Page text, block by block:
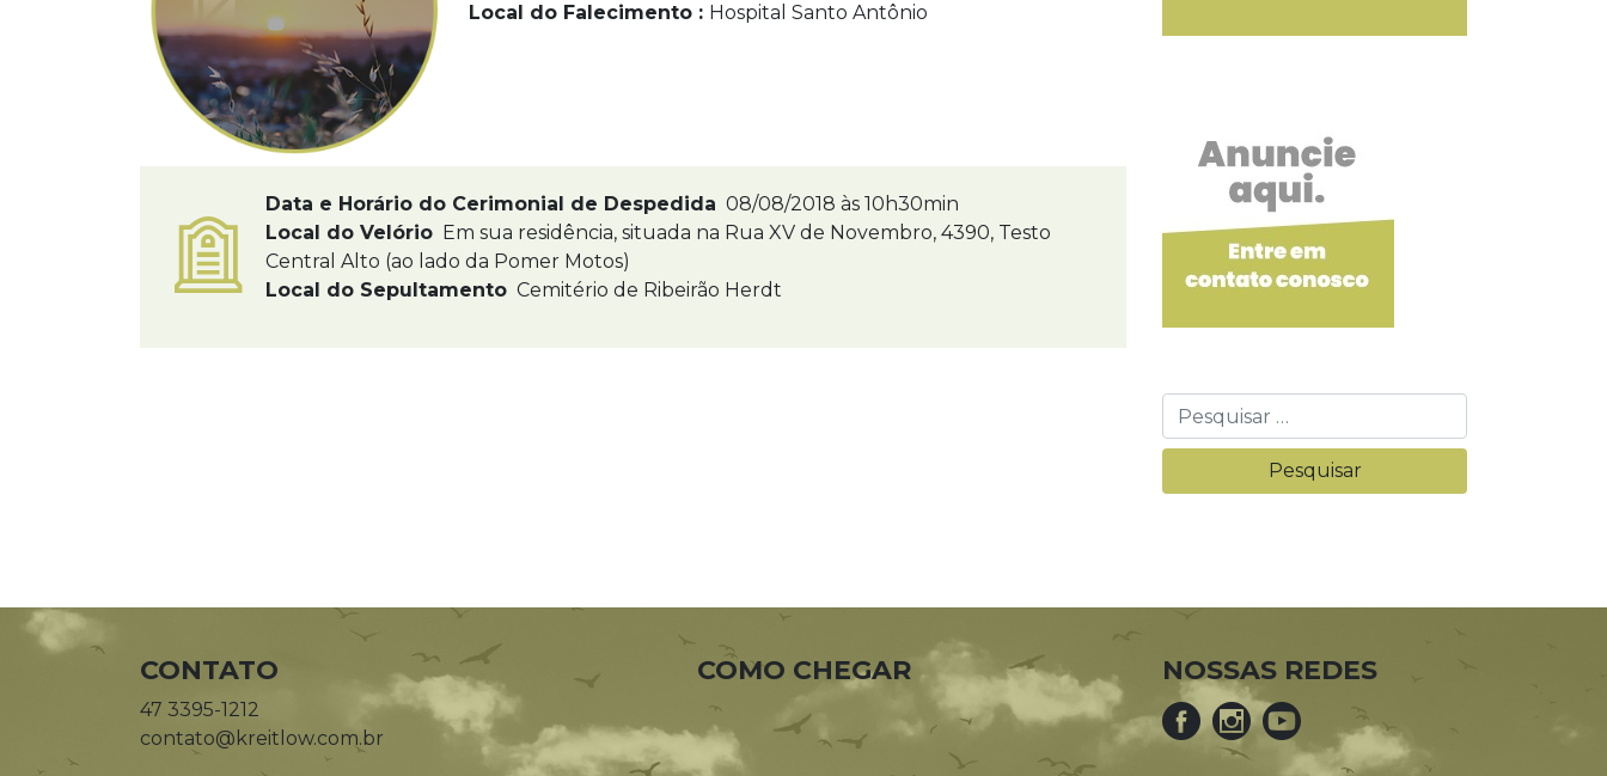
Local do Falecimento : Hospital Santo Antônio
Data e Horário do Cerimonial de Despedida 08/08/2018 às 10h30min
Local do Velório Em sua residência, situada na Rua XV de Novembro, 4390, Testo
Central Alto (ao lado da Pomer Motos)
Local do Sepultamento Cemitério de Ribeirão Herdt
CONTATO
47 3395-1212
contato@kreitlow.com.br
COMO CHEGAR NOSSAS REDES